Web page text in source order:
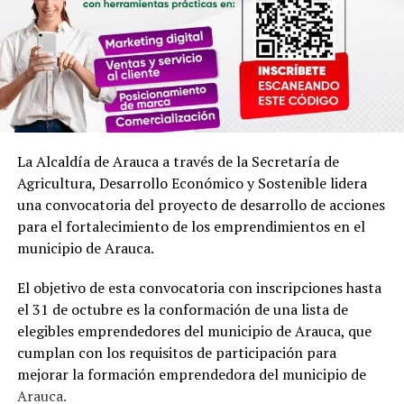
del despacho y la gestión que necesitan sea más rápida y
eficiente”, enfatizó César Valderrama, secretario de
gobierno municipal.
Las adecuaciones socializadas contarán con el desmonte
La Alcaldía de Arauca a través de la Secretaría de
Agricultura, Desarrollo Económico y Sostenible lidera
una convocatoria del proyecto de desarrollo de acciones
para el fortalecimiento de los emprendimientos en el
municipio de Arauca.
El objetivo de esta convocatoria con inscripciones hasta
el 31 de octubre es la conformación de una lista de
elegibles emprendedores del municipio de Arauca, que
cumplan con los requisitos de participación para
mejorar la formación emprendedora del municipio de
Arauca.